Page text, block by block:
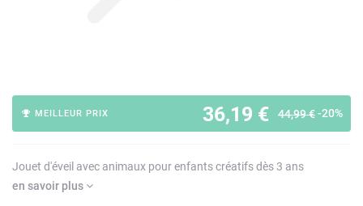
36,19 € 44,99 €-20%
MEILLEUR PRIX
Jouet d'éveil avec animaux pour enfants créatifs dès 3 ans
en savoir plus